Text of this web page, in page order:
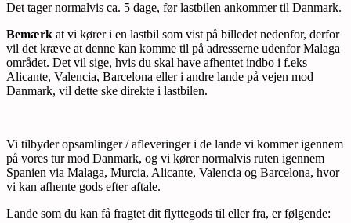
Det tager normalvis ca. 5 dage, før lastbilen ankommer til Danmark.
Bemærk at vi kører i en lastbil som vist på billedet nedenfor, derfor
vil det kræve at denne kan komme til på adresserne udenfor Malaga
området. Det vil sige, hvis du skal have afhentet indbo i f.eks
Alicante, Valencia, Barcelona eller i andre lande på vejen mod
Danmark, vil dette ske direkte i lastbilen.
Vi tilbyder opsamlinger / afleveringer i de lande vi kommer igennem
på vores tur mod Danmark, og vi kører normalvis ruten igennem
Spanien via Malaga, Murcia, Alicante, Valencia og Barcelona, hvor
vi kan afhente gods efter aftale.
Lande som du kan få fragtet dit flyttegods til eller fra, er følgende: